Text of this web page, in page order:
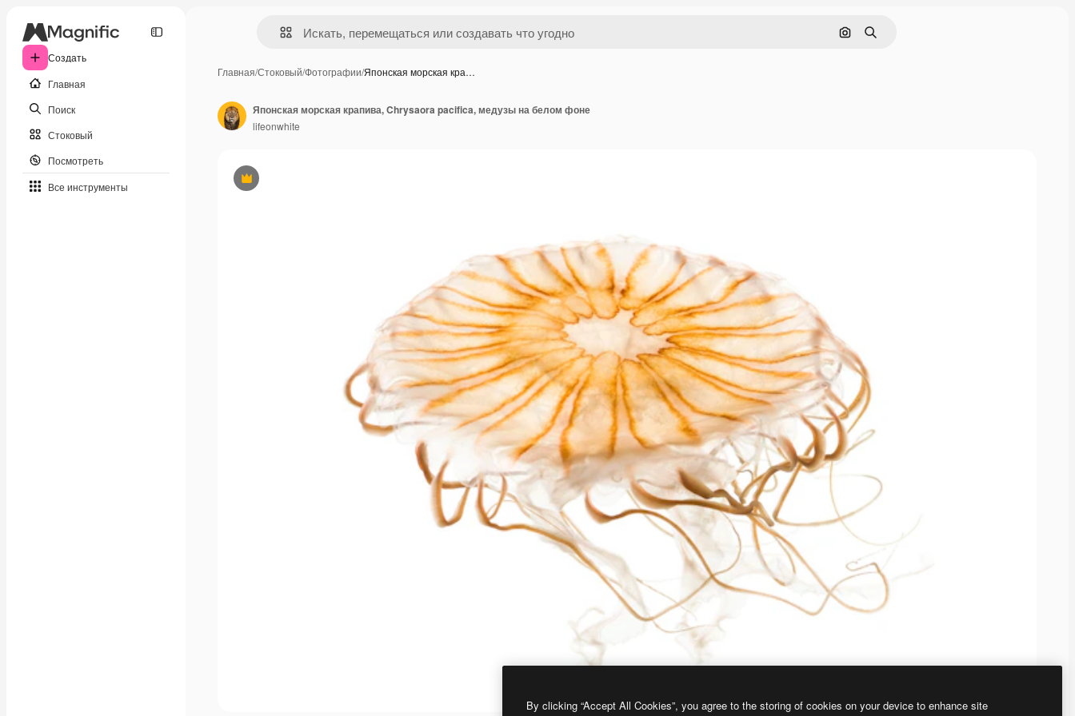
Создать
Главная
Поиск
Стоковый
Посмотреть
Все инструменты
Поиск по изображению
Поиск
Главная/Стоковый/Фотографии/Японская морская кра…
Премиум
Японская морская крапива, Chrysaora pacifica, медузы на белом фоне
lifeonwhite
By clicking “Accept All Cookies”, you agree to the storing of cookies on your device to enhance site